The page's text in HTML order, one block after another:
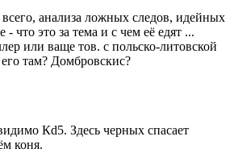
анализа ложных следов, идейных
что это за тема и с чем её едят ...
или ваще тов. с польско-литовской
там? Домбровскис?
Кd5. Здесь черных спасает
коня.